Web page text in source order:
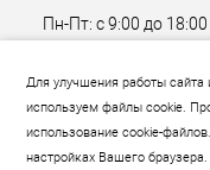
Для улучшения работы
используем файлы cookie.
использование cookie-
настройках Вашего браузера.
Пн-Пт: с 9:00 до 18:00